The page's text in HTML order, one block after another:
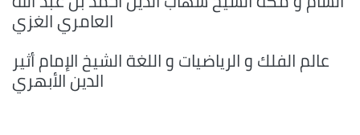
العامري الغزي
عالم الفلك و الرياضيات و اللغة الشيخ الإمام أثير
الدين الأبهري